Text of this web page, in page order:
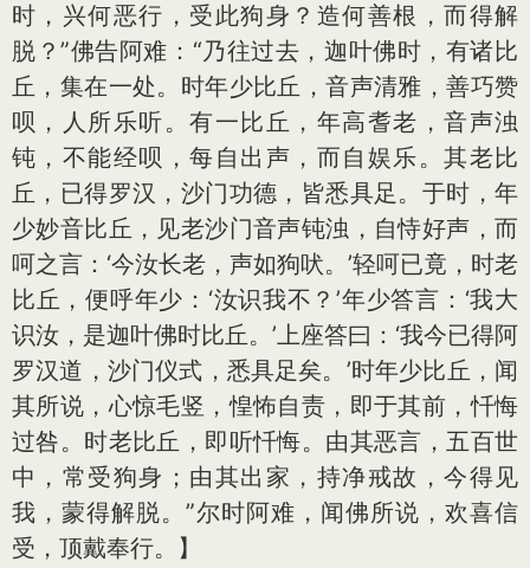
时，兴何恶行，受此狗身？造何善根，而得解
脱？”佛告阿难：“乃往过去，迦叶佛时，有诸比
丘，集在一处。时年少比丘，音声清雅，善巧赞
呗，人所乐听。有一比丘，年高耆老，音声浊
钝，不能经呗，每自出声，而自娱乐。其老比
丘，已得罗汉，沙门功德，皆悉具足。于时，年
少妙音比丘，见老沙门音声钝浊，自恃好声，而
呵之言：‘今汝长老，声如狗吠。’轻呵已竟，时老
比丘，便呼年少：‘汝识我不？’年少答言：‘我大
识汝，是迦叶佛时比丘。’上座答曰：‘我今已得阿
罗汉道，沙门仪式，悉具足矣。’时年少比丘，闻
其所说，心惊毛竖，惶怖自责，即于其前，忏悔
过咎。时老比丘，即听忏悔。由其恶言，五百世
中，常受狗身；由其出家，持净戒故，今得见
我，蒙得解脱。”尔时阿难，闻佛所说，欢喜信
受，顶戴奉行。】